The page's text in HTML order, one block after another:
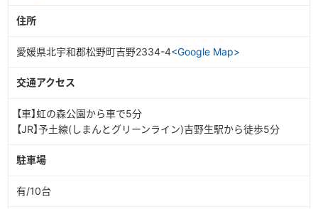
住所
愛媛県北宇和郡松野町吉野2334-4<Google Map>
交通アクセス
【車】虹の森公園から車で5分
【JR】予土線(しまんとグリーンライン)吉野生駅から徒歩5分
駐車場
有/10台